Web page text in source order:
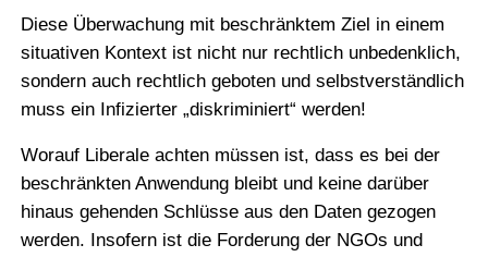
Diese Überwachung mit beschränktem Ziel in einem
situativen Kontext ist nicht nur rechtlich unbedenklich,
sondern auch rechtlich geboten und selbstverständlich
muss ein Infizierter „diskriminiert“ werden!
Worauf Liberale achten müssen ist, dass es bei der
beschränkten Anwendung bleibt und keine darüber
hinaus gehenden Schlüsse aus den Daten gezogen
werden. Insofern ist die Forderung der NGOs und